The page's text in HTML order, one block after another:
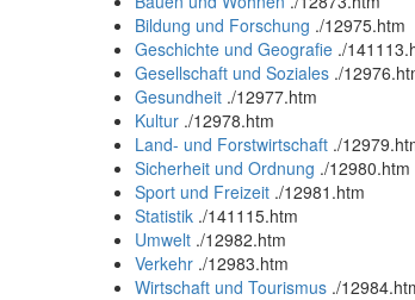
Bildung und Forschung ./12975.htm
Geschichte und Geografie ./
Gesellschaft und Soziales ./
Gesundheit ./12977.htm
Kultur ./12978.htm
Land- und Forstwirtschaft ./
Sicherheit und Ordnung ./12980.htm
Sport und Freizeit ./12981.htm
Statistik ./141115.htm
Umwelt ./12982.htm
Verkehr ./12983.htm
Wirtschaft und Tourismus ./